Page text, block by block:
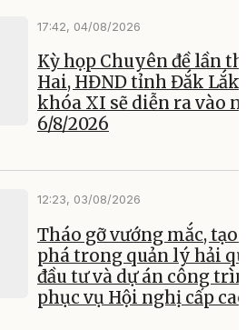
17:42, 04/08/2026
Kỳ họp Chuyên đề lần
Hai, HĐND tỉnh Đắk Lắk
khóa XI sẽ diễn ra vào
6/8/2026
12:23, 03/08/2026
Tháo gỡ vướng mắc, tạo
phá trong quản lý hải
đầu tư và dự án công
phục vụ Hội nghị cấp